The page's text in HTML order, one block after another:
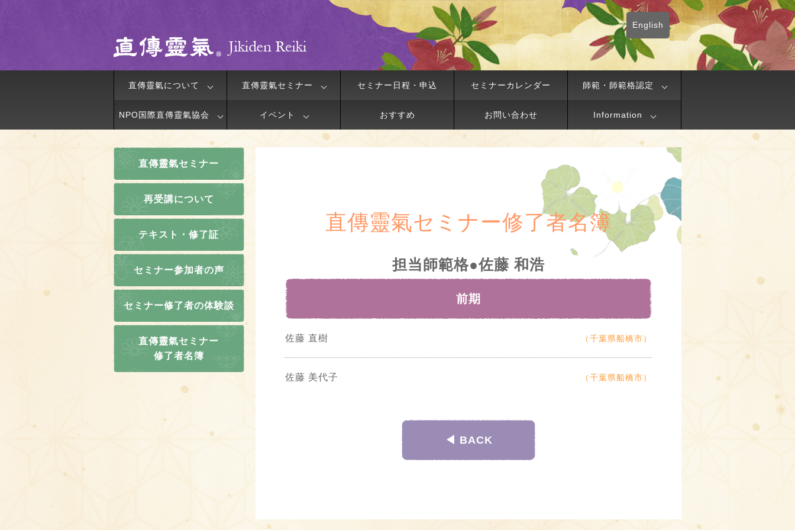
English
直傳靈氣について 直傳靈氣セミナー セミナー日程・申込 セミナーカレンダー 師範・師範格認定
NPO国際直傳靈氣協会 イベント おすすめ お問い合わせ Information
直傳靈氣セミナー
再受講について
テキスト・修了証
セミナー参加者の声
セミナー修了者の体験談
直傳靈氣セミナー
修了者名簿
直傳靈氣セミナー修了者名簿
担当師範格●佐藤 和浩
前期
佐藤 直樹 （千葉県船橋市）
佐藤 美代子 （千葉県船橋市）
◀︎ BACK